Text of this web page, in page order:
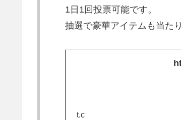
1日1回投票可能です。
抽選で豪華アイテムも当た
t.c